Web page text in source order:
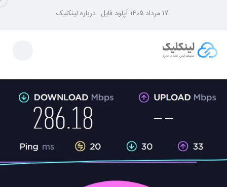
17 مرداد 1405 آپلود فایل درباره لینکلیک